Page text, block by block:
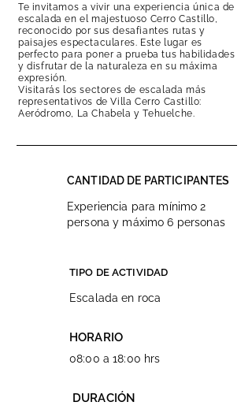
Te invitamos a vivir una experiencia única de
escalada en el majestuoso Cerro Castillo,
reconocido por sus desafiantes rutas y
paisajes espectaculares. Este lugar es
perfecto para poner a prueba tus habilidades
y disfrutar de la naturaleza en su máxima
expresión.
Visitarás los sectores de escalada más
representativos de Villa Cerro Castillo:
Aeródromo, La Chabela y Tehuelche.
CANTIDAD DE PARTICIPANTES
Experiencia para mínimo 2
persona y máximo 6 personas
TIPO DE ACTIVIDAD
Escalada en roca
HORARIO
08:00 a 18:00 hrs
DURACIÓN